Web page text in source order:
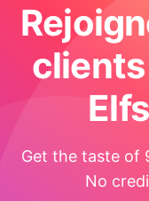
Get the taste of
No